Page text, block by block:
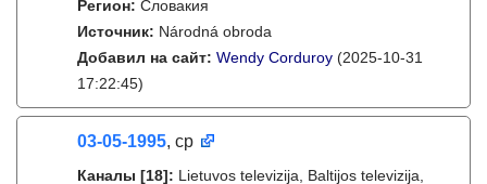
Регион: Словакия
Источник: Národná obroda
Добавил на сайт: Wendy Corduroy (2025-10-31
17:22:45)
03-05-1995, ср
Каналы [18]: Lietuvos televizija, Baltijos televizija,